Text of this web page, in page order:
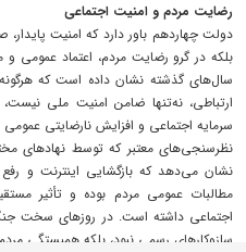
رضایت مردم و امنیت اجتماعی
دولت چهاردهم باور دارد که امنیت پایدار،
بلکه در گرو رضایت مردم، اعتماد عمومی
سال‌های گذشته نشان داده است که
ارتباطی، نه‌تنها ضامن امنیت ملی
سرمایه اجتماعی و افزایش نارضایتی
نظرسنجی‌های معتبر که توسط نهادهای
نشان می‌دهد که بازگشایی اینترنت و
مطالبات عمومی مردم بوده و تأثیر
اجتماعی داشته است. در روزهای سخت
سازوکارهای رسمی نبود، بلکه همبستگی